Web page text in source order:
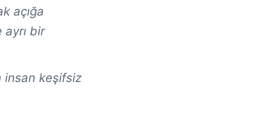
açığa
bir
insan keşifsiz